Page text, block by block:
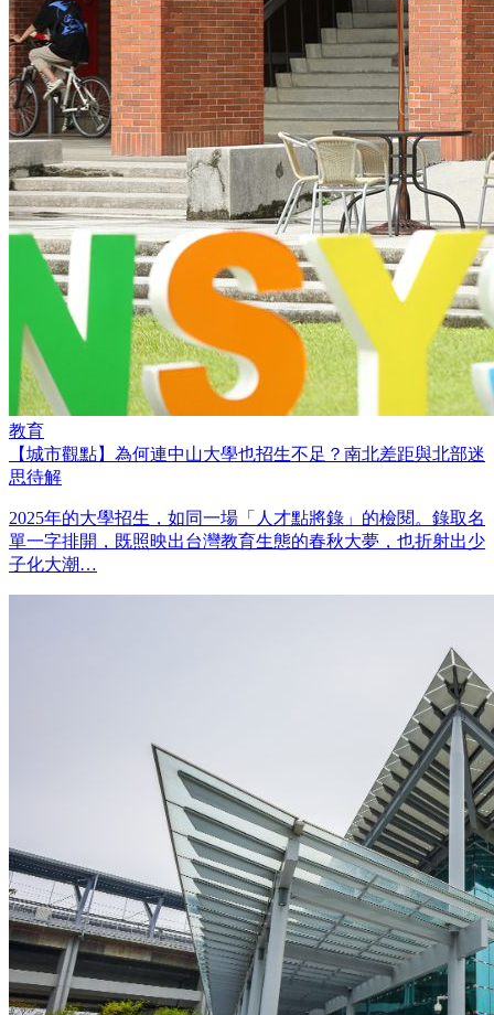
教育
【城市觀點】為何連中山大學也招生不足？南北差距與北部迷
思待解
2025年的大學招生，如同一場「人才點將錄」的檢閱。錄取名
單一字排開，既照映出台灣教育生態的春秋大夢，也折射出少
子化大潮…